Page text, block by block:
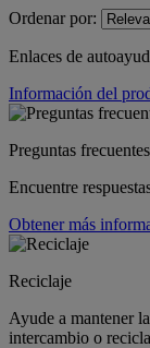
Ordenar por:
Enlaces de
Información del
Preguntas
Encuentre
Obtener más
Reciclaje
Ayude a mantener
intercambio o